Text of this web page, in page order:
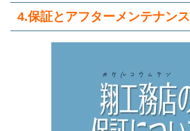
4.保証とアフターメンテナンス